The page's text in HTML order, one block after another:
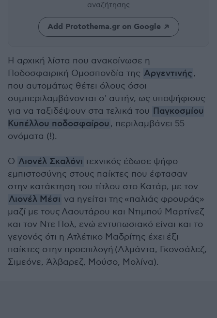
αναζήτησης
Add Protothema.gr on Google
Η αρχική λίστα που ανακοίνωσε η
Ποδοσφαιρική Ομοσπονδία της Αργεντινής,
που αυτομάτως θέτει όλους όσοι
συμπεριλαμβάνονται σ' αυτήν, ως υποψήφιους
για να ταξιδέψουν στα τελικά του Παγκοσμίου
Κυπέλλου ποδοσφαίρου , περιλαμβάνει 55
ονόματα (!).
Ο Λιονέλ Σκαλόνι τεχνικός έδωσε ψήφο
εμπιστοσύνης στους παίκτες που έφτασαν
στην κατάκτηση του τίτλου στο Κατάρ, με τον
Λιονέλ Μέσι να ηγείται της «παλιάς φρουράς»
μαζί με τους Λαουτάρου και Ντιμπού Μαρτίνεζ
και τον Ντε Πολ, ενώ εντυπωσιακό είναι και το
γεγονός ότι η Ατλέτικο Μαδρίτης έχει έξι
παίκτες στην προεπιλογή (Αλμάντα, Γκονσάλεζ,
Σιμεόνε, Άλβαρεζ, Μούσο, Μολίνα).